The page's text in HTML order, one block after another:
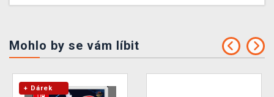
Mohlo by se vám líbit
+ Dárek